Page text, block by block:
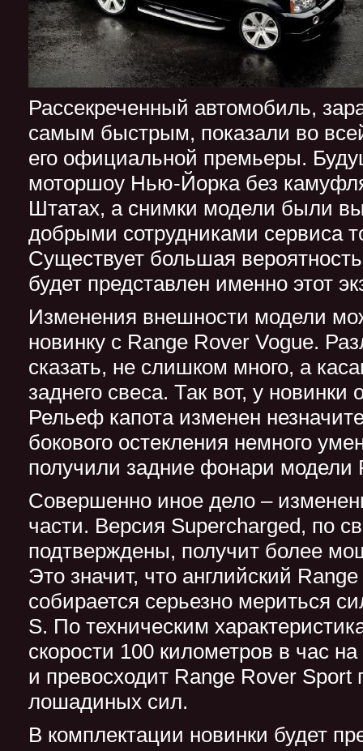
Рассекреченный автомобиль,
самым быстрым, показали во
его официальной премьеры.
моторшоу Нью-Йорка без
Штатах, а снимки модели были
добрыми сотрудниками сервиса
Существует большая
будет представлен именно этот
Изменения внешности модели
новинку с Range Rover Vogue.
сказать, не слишком много, а
заднего свеса. Так вот, у
Рельеф капота изменен
бокового остекления немного
получили задние фонари модели
Совершенно иное дело –
части. Версия Supercharged, по
подтверждены, получит более
Это значит, что английский
собирается серьезно мериться
S. По техническим
скорости 100 километров в час
и превосходит Range Rover
лошадиных сил.
В комплектации новинки будет